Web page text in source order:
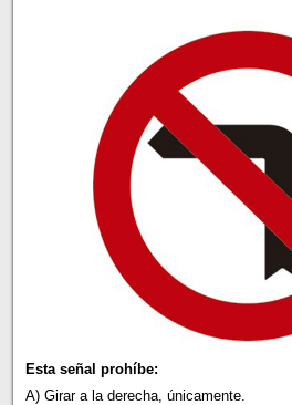
Esta señal prohíbe:
A) Girar a la derecha, únicamente.